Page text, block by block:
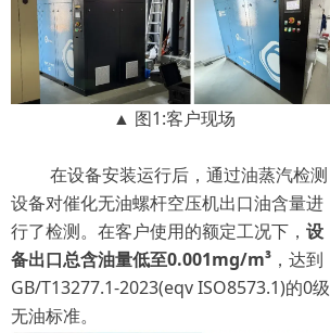
▲ 图1:客户现场
在设备安装运行后，通过油蒸汽检测
设备对催化无油螺杆空压机出口油含量进
行了检测。在客户使用的额定工况下， 设
备出口总含油量低至0.001mg/m³ ，达到
GB/T13277.1-2023(eqv ISO8573.1)的0级
无油标准。